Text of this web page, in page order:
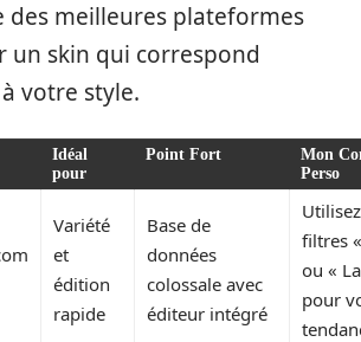
des meilleures plateformes
un skin qui correspond
votre style.
Idéal
pour
Point Fort
Mon
Perso
Variété
et
édition
rapide
Base de
données
colossale avec
éditeur intégré
filtres
ou «
pour